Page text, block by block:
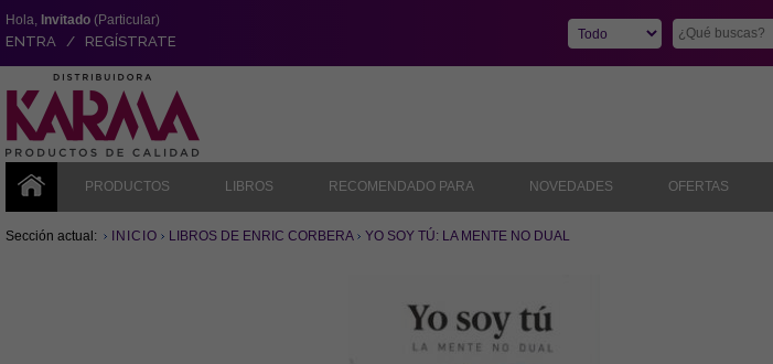
Hola, Invitado (Particular)
ENTRA / REGÍSTRATE
PRODUCTOS LIBROS RECOMENDADO PARA NOVEDADES OFERTAS
Sección actual: INICIO LIBROS DE ENRIC CORBERA YO SOY TÚ: LA MENTE NO DUAL